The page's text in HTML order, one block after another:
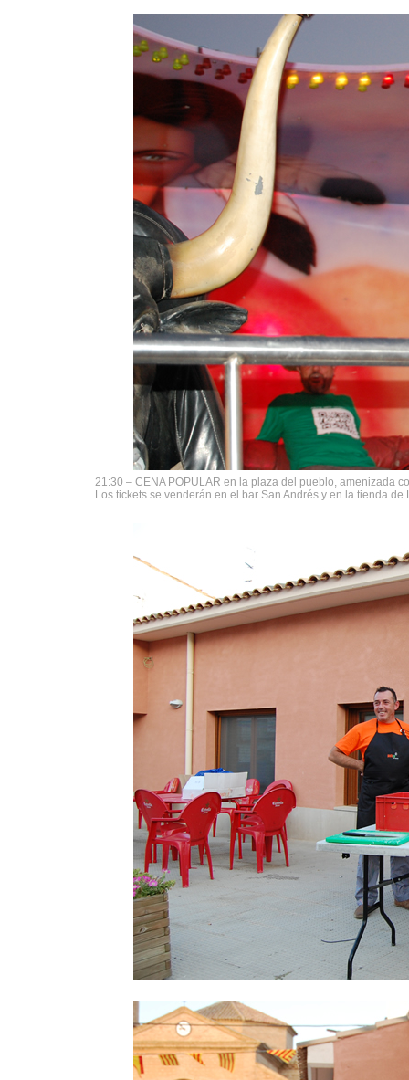
21:30 – CENA POPULAR en la plaza del pueblo, amenizada
Los tickets se venderán en el bar San Andrés y en la tienda